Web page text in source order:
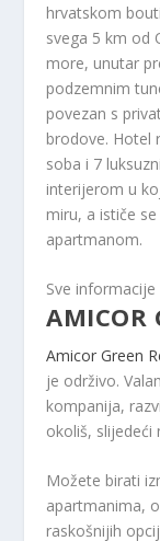
hrvatskom
svega 5 km od
more, unutar
podzemnim
povezan s
brodove. Hotel
soba i 7
interijerom u
miru, a ističe
apartmanom.
Sve
AMICOR
Amicor Green
je održivo.
kompanija,
okoliš, slijedeći
Možete birati
apartmanima,
raskošnijih